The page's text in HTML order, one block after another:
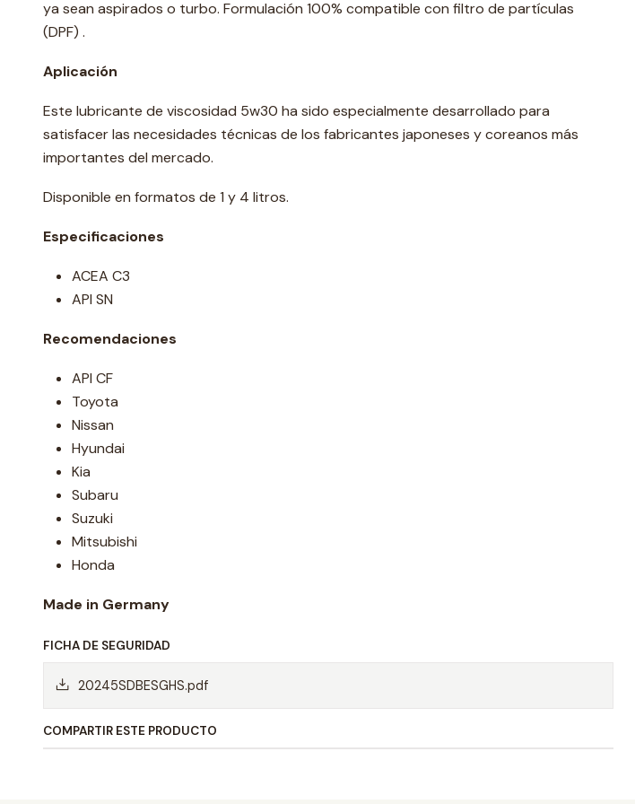
ya sean aspirados o turbo. Formulación 100% compatible con filtro de partículas
(DPF) .
Aplicación
Este lubricante de viscosidad 5w30 ha sido especialmente desarrollado para
satisfacer las necesidades técnicas de los fabricantes japoneses y coreanos más
importantes del mercado.
Disponible en formatos de 1 y 4 litros.
Especificaciones
ACEA C3
API SN
Recomendaciones
API CF
Toyota
Nissan
Hyundai
Kia
Subaru
Suzuki
Mitsubishi
Honda
Made in Germany
FICHA DE SEGURIDAD
20245SDBESGHS.pdf
COMPARTIR ESTE PRODUCTO